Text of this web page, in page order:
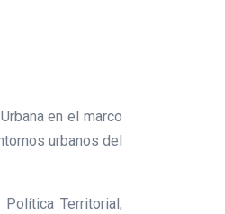
en el marco
urbanos del
Territorial,